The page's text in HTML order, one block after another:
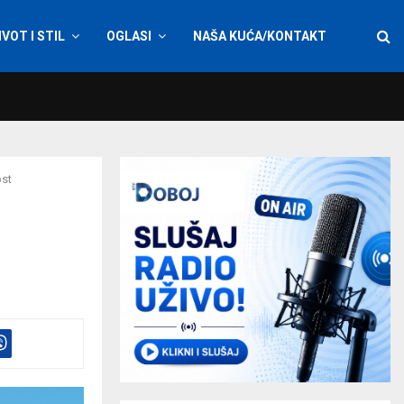
I STIL OGLASI NAŠA KUĆA/KONTAKT